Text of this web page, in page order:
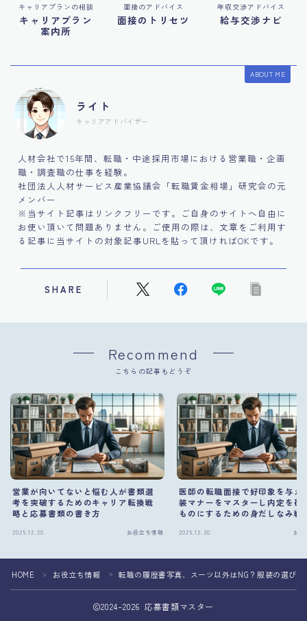
キャリアプランの相談
キャリアプラン
案内所
面接のアドバイス
面接のトリセツ
年収交渉アドバイス
給与交渉ナビ
ABOUT ME
ライト
キャリアアドバイザー
人材会社で15年間、転職・中途採用市場における営業職・企画
職・調査職の仕事を経験。
社団法人人材サービス産業協議会「転職賃金相場」研究会の元
メンバー
※当サイト記事はリンクフリーです。ご自身のサイトへ自由に
お使い頂いて問題ありません。ご使用の際は、文章をご利用す
る記事に当サイトの対象記事URLを貼って頂ければOKです。
SHARE
Recommend
こちらの記事もどうぞ
営業が向いてないと悩む人が書類選
考を突破するためのキャリア転換戦
略と応募書類の書き方
2025.12.20 お役立ち情報
医師の転職面接で好印象を与え
装マナーをマスターし内定を確
ものにするための身だしなみ戦
2025.12.30 お
HOME ＞ お役立ち情報 ＞ 転職の履歴書写真、スーツ以外はNG？服装の選び
2024–2026 応募書類マスター